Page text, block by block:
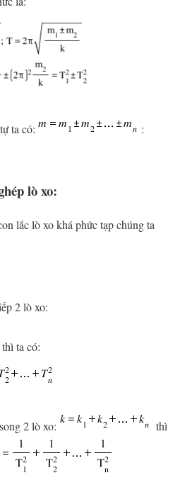
ta có: :
lò xo:
lắc lò xo khá phức tạp chúng ta
2 lò xo:
thì ta có:
2 lò xo: thì